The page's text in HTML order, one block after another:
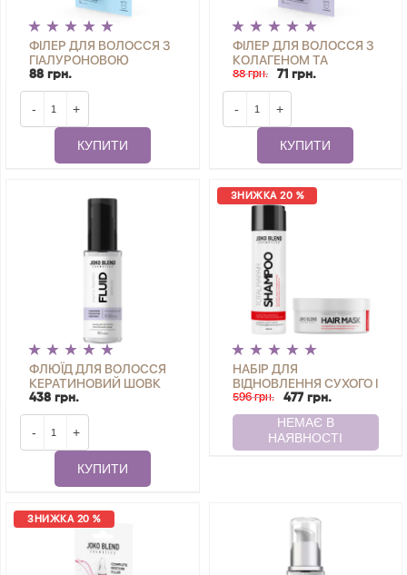
ФІЛЕР ДЛЯ ВОЛОССЯ З
ГІАЛУРОНОВОЮ
КИСЛОТОЮ INTENSE
HYDRATION FILLER JOKO
BLEND 10 МЛ
88 грн.
- +
КУПИТИ
ФІЛЕР ДЛЯ ВОЛОССЯ З
КОЛАГЕНОМ ТА
КЕРАТИНОМ STOP SPLIT
ENDS FILLER JOKO
BLEND 10 МЛ
88 грн. 71 грн.
- +
КУПИТИ
ФЛЮЇД ДЛЯ ВОЛОССЯ
КЕРАТИНОВИЙ ШОВК
JOKO BLEND 50 МЛ
438 грн.
- +
КУПИТИ
ЗНИЖКА 20 %
НАБІР ДЛЯ
ВІДНОВЛЕННЯ СУХОГО І
ПОШКОДЖЕНОГО
ВОЛОССЯ JOKO BLEND
596 грн. 477 грн.
ЗНИЖКА 20 %